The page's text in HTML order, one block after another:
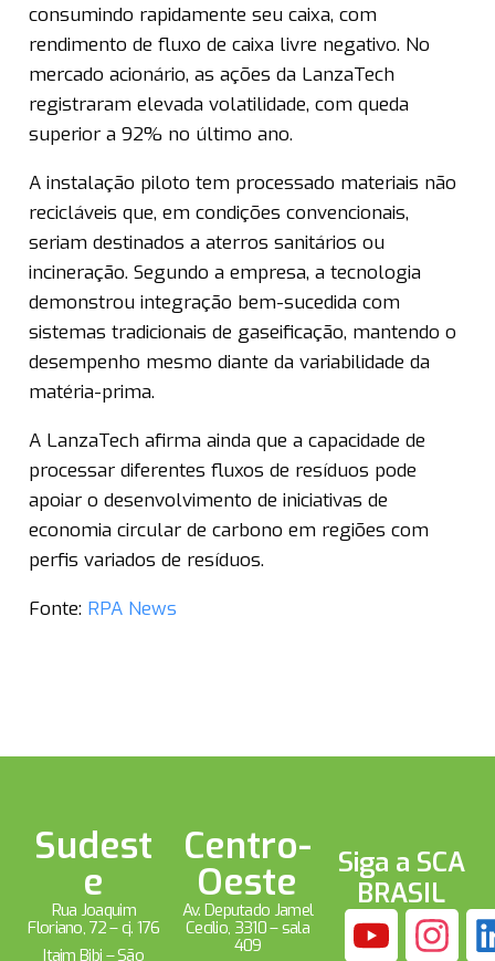
consumindo rapidamente seu caixa, com
rendimento de fluxo de caixa livre negativo. No
mercado acionário, as ações da LanzaTech
registraram elevada volatilidade, com queda
superior a 92% no último ano.
A instalação piloto tem processado materiais não
recicláveis que, em condições convencionais,
seriam destinados a aterros sanitários ou
incineração. Segundo a empresa, a tecnologia
demonstrou integração bem-sucedida com
sistemas tradicionais de gaseificação, mantendo o
desempenho mesmo diante da variabilidade da
matéria-prima.
A LanzaTech afirma ainda que a capacidade de
processar diferentes fluxos de resíduos pode
apoiar o desenvolvimento de iniciativas de
economia circular de carbono em regiões com
perfis variados de resíduos.
Fonte: RPA News
Sudest
e
Rua Joaquim
Floriano, 72 – cj. 176
Itaim Bibi – São
Centro-
Oeste
Av. Deputado Jamel
Cecílio, 3310 – sala
409
Siga a SCA
BRASIL